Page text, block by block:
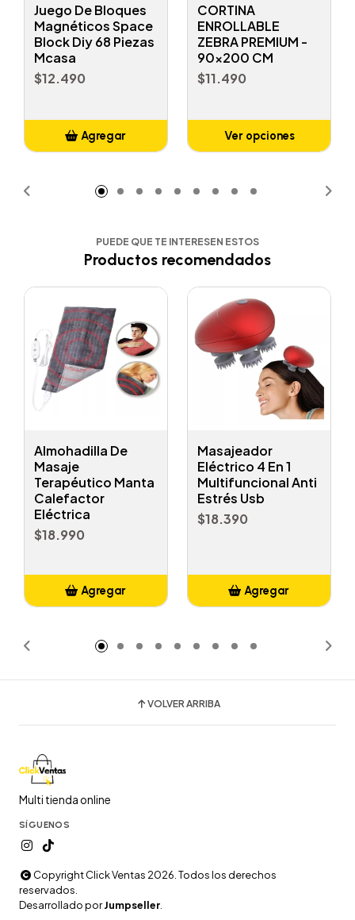
Juego De Bloques
Magnéticos Space
Block Diy 68 Piezas
Mcasa
$12.490
Agregar
CORTINA
ENROLLABLE
ZEBRA PREMIUM -
90x200 CM
$11.490
Ver opciones
PUEDE QUE TE INTERESEN ESTOS
Productos recomendados
Almohadilla De
Masaje
Terapéutico Manta
Calefactor
Eléctrica
$18.990
Agregar
Masajeador
Eléctrico 4 En 1
Multifuncional Anti
Estrés Usb
$18.390
Agregar
VOLVER ARRIBA
Multi tienda online
SÍGUENOS
Copyright Click Ventas 2026. Todos los derechos
reservados.
Desarrollado porJumpseller